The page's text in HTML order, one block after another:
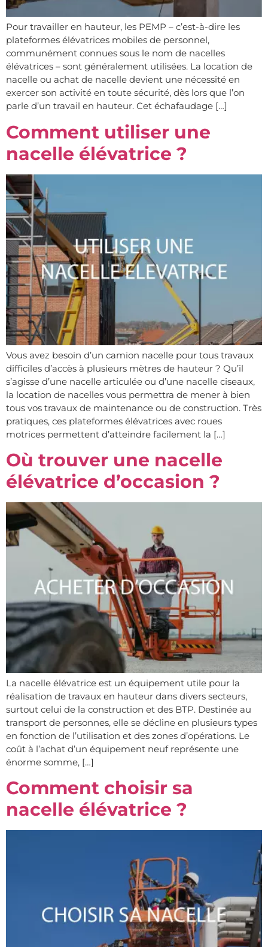
Pour travailler en hauteur, les PEMP – c’est-à-dire les
plateformes élévatrices mobiles de personnel,
communément connues sous le nom de nacelles
élévatrices – sont généralement utilisées. La location de
nacelle ou achat de nacelle devient une nécessité en
exercer son activité en toute sécurité, dès lors que l’on
parle d’un travail en hauteur. Cet échafaudage […]
Comment utiliser une
nacelle élévatrice ?
Vous avez besoin d’un camion nacelle pour tous travaux
difficiles d’accès à plusieurs mètres de hauteur ? Qu’il
s’agisse d’une nacelle articulée ou d’une nacelle ciseaux,
la location de nacelles vous permettra de mener à bien
tous vos travaux de maintenance ou de construction. Très
pratiques, ces plateformes élévatrices avec roues
motrices permettent d’atteindre facilement la […]
Où trouver une nacelle
élévatrice d’occasion ?
La nacelle élévatrice est un équipement utile pour la
réalisation de travaux en hauteur dans divers secteurs,
surtout celui de la construction et des BTP. Destinée au
transport de personnes, elle se décline en plusieurs types
en fonction de l’utilisation et des zones d’opérations. Le
coût à l’achat d’un équipement neuf représente une
énorme somme, […]
Comment choisir sa
nacelle élévatrice ?